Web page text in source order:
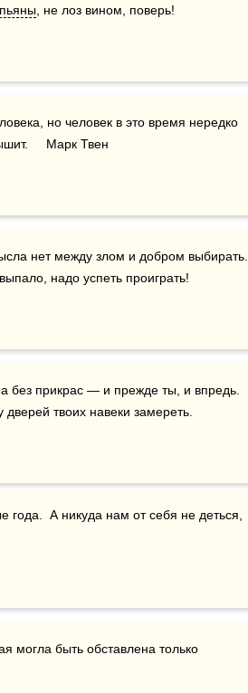
пьяны , не лоз вином, поверь!
но человек в это время нередко
Марк Твен
нет между злом и добром выбирать.
надо успеть проиграть!
без прикрас — и прежде ты, и впредь.
твоих навеки замереть.
года.  А никуда нам от себя не деться,
могла быть обставлена только